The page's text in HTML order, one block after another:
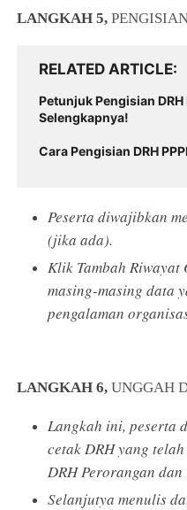
LANGKAH 5,
RELATED ARTICLE
Petunjuk Pengisian
Selengkapnya!
Cara Pengisian DRH
Peserta diwajibkan
(jika ada).
Klik Tambah
masing-masing data
pengalaman
LANGKAH 6, UNGGAH
Langkah ini, peserta
cetak DRH yang
DRH Perorangan dan
Selanjutya menulis